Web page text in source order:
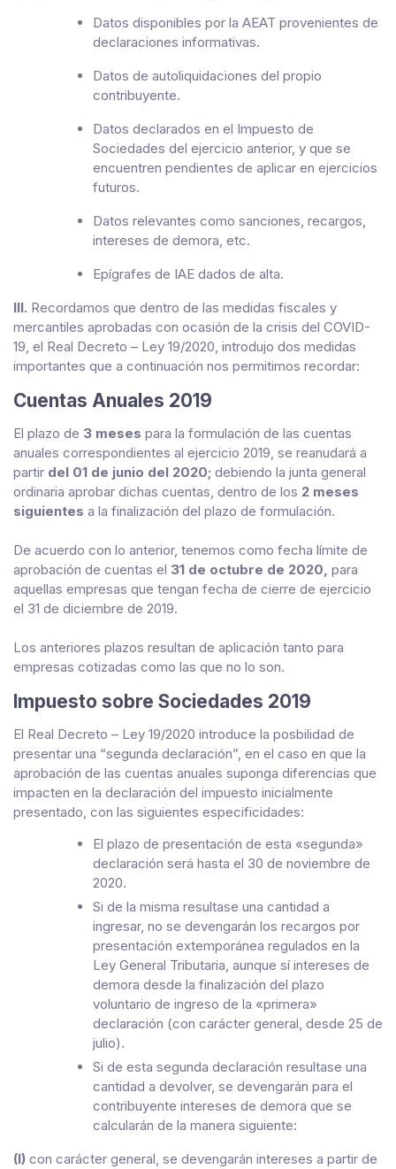
Datos disponibles por la AEAT provenientes de
declaraciones informativas.
Datos de autoliquidaciones del propio
contribuyente.
Datos declarados en el Impuesto de
Sociedades del ejercicio anterior, y que se
encuentren pendientes de aplicar en ejercicios
futuros.
Datos relevantes como sanciones, recargos,
intereses de demora, etc.
Epígrafes de IAE dados de alta.
III. Recordamos que dentro de las medidas fiscales y
mercantiles aprobadas con ocasión de la crisis del COVID-
19, el Real Decreto – Ley 19/2020, introdujo dos medidas
importantes que a continuación nos permitimos recordar:
Cuentas Anuales 2019
El plazo de 3 meses para la formulación de las cuentas
anuales correspondientes al ejercicio 2019, se reanudará a
partir del 01 de junio del 2020; debiendo la junta general
ordinaria aprobar dichas cuentas, dentro de los 2 meses
siguientes a la finalización del plazo de formulación.
De acuerdo con lo anterior, tenemos como fecha límite de
aprobación de cuentas el 31 de octubre de 2020, para
aquellas empresas que tengan fecha de cierre de ejercicio
el 31 de diciembre de 2019.
Los anteriores plazos resultan de aplicación tanto para
empresas cotizadas como las que no lo son.
Impuesto sobre Sociedades 2019
El Real Decreto – Ley 19/2020 introduce la posbilidad de
presentar una “segunda declaración”, en el caso en que la
aprobación de las cuentas anuales suponga diferencias que
impacten en la declaración del impuesto inicialmente
presentado, con las siguientes especificidades:
El plazo de presentación de esta «segunda»
declaración será hasta el 30 de noviembre de
2020.
Si de la misma resultase una cantidad a
ingresar, no se devengarán los recargos por
presentación extemporánea regulados en la
Ley General Tributaria, aunque sí intereses de
demora desde la finalización del plazo
voluntario de ingreso de la «primera»
declaración (con carácter general, desde 25 de
julio).
Si de esta segunda declaración resultase una
cantidad a devolver, se devengarán para el
contribuyente intereses de demora que se
calcularán de la manera siguiente:
(I) con carácter general, se devengarán intereses a partir de